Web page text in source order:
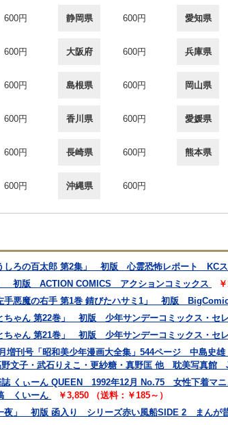
600円 静岡県 600円 愛知県
600円 大阪府 600円 兵庫県
600円 島根県 600円 岡山県
600円 香川県 600円 愛媛県
600円 長崎県 600円 熊本県
600円 沖縄県 600円
しろの百太郎 第2集」 初版 心霊恐怖レポート KC
」 初版 ACTION COMICS アクションコミックス
手悪魔の右手 第1巻 錆びたハサミ1」 初版
ちゃん 第22巻」 初版 少年サンデーコミックス・セ
ちゃん 第21巻」 初版 少年サンデーコミックス・セ
増刊号「昭和美少年漫画大全集」544ページ 中島史
野文子・武石りえこ・更紗糖・真野匡 他 耽美写真館
誌 くぃーん QUEEN 1992年12月 No.75 女性下着マ
くいーん
￥3,850 （送料：￥185～）
夜」 初版 函入り シリーズ赤い風船SIDE 2 まんが